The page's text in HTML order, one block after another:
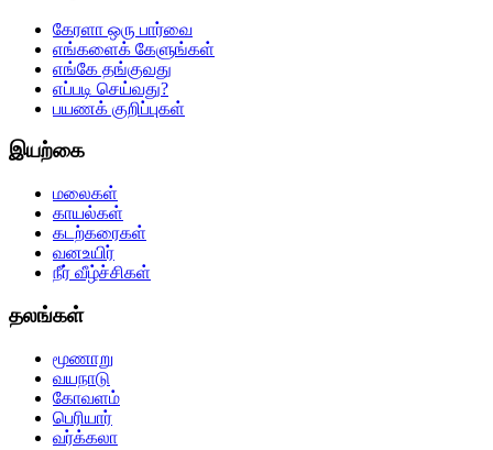
கேரளா ஒரு பார்வை
எங்களைக் கேளுங்கள்
எங்கே தங்குவது
எப்படி செய்வது?
பயணக் குறிப்புகள்
இயற்கை
மலைகள்
காயல்கள்
கடற்கரைகள்
வனஉயிர்
நீர் வீழ்ச்சிகள்
தலங்கள்
மூணாறு
வயநாடு
கோவளம்
பெரியார்
வர்க்கலா